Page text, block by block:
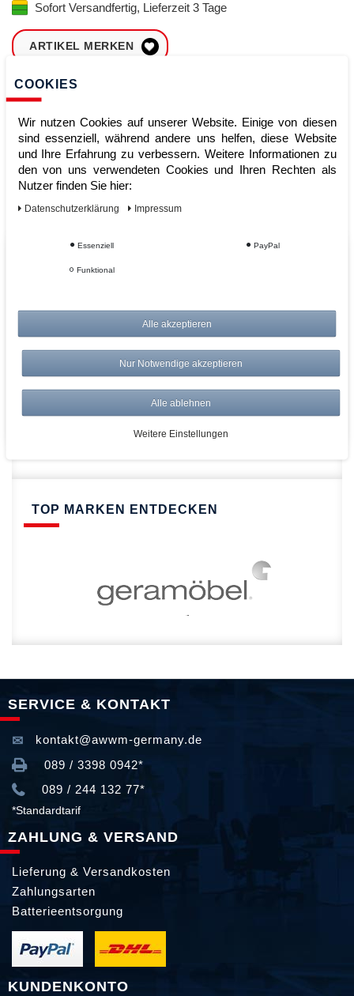
Sofort Versandfertig, Lieferzeit 3 Tage
ARTIKEL MERKEN
ZUM WARENKORB
Sofort lieferbar
Kauf auf Rechnung
Risikolos: 14 Tage Rückgabe
Über 20.000 Artikel
Schnelle Lieferung
TOP MARKEN ENTDECKEN
SERVICE & KONTAKT
kontakt@awwm-germany.de
089 / 3398 0942*
089 / 244 132 77*
*Standardtarif
ZAHLUNG & VERSAND
Lieferung & Versandkosten
Zahlungsarten
Batterieentsorgung
KUNDENKONTO
COOKIES
Wir nutzen Cookies auf unserer Website. Einige von diesen
sind essenziell, während andere uns helfen, diese Website
und Ihre Erfahrung zu verbessern. Weitere Informationen zu
den von uns verwendeten Cookies und Ihren Rechten als
Nutzer finden Sie hier:
Daten­schutz­erklärung Impressum
Essenziell PayPal
Funktional
Alle akzeptieren
Nur Notwendige akzeptieren
Alle ablehnen
Weitere Einstellungen